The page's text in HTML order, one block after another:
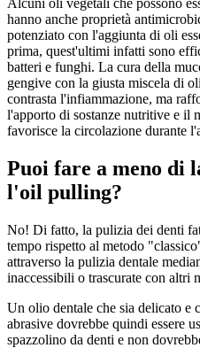
Alcuni oli vegetali che possono
hanno anche proprietà
potenziato con l'aggiunta di oli
prima, quest'ultimi infatti sono
batteri e funghi. La cura della
gengive con la giusta miscela di
contrasta l'infiammazione, ma
l'apporto di sostanze nutritive e il
favorisce la circolazione durante
Puoi fare a meno di
l'oil pulling?
No! Di fatto, la pulizia dei denti
tempo rispetto al metodo
attraverso la pulizia dentale
inaccessibili o trascurate con altri
Un olio dentale che sia delicato e
abrasive dovrebbe quindi essere
spazzolino da denti e non